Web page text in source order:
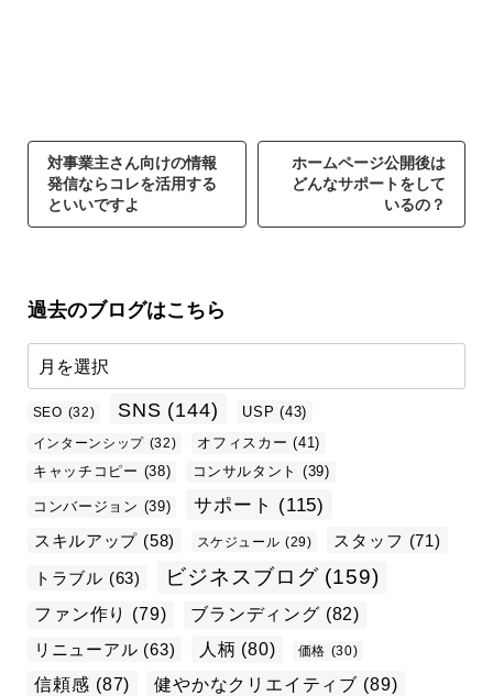
対事業主さん向けの情報
発信ならコレを活用する
といいですよ
ホームページ公開後は
どんなサポートをして
いるの？
過去のブログはこちら
SEO (32) SNS (144) USP (43)
インターンシップ (32) オフィスカー (41)
キャッチコピー (38) コンサルタント (39)
コンバージョン (39) サポート (115)
スキルアップ (58) スケジュール (29) スタッフ (71)
トラブル (63) ビジネスブログ (159)
ファン作り (79) ブランディング (82)
リニューアル (63) 人柄 (80) 価格 (30)
信頼感 (87) 健やかなクリエイティブ (89)